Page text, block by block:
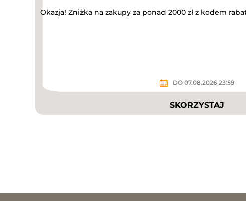
Okazja! Zniżka na zakupy za ponad 2000 zł z kodem
DO 07.08.2026 23:59
SKORZYSTAJ